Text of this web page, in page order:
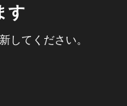
す
してください。